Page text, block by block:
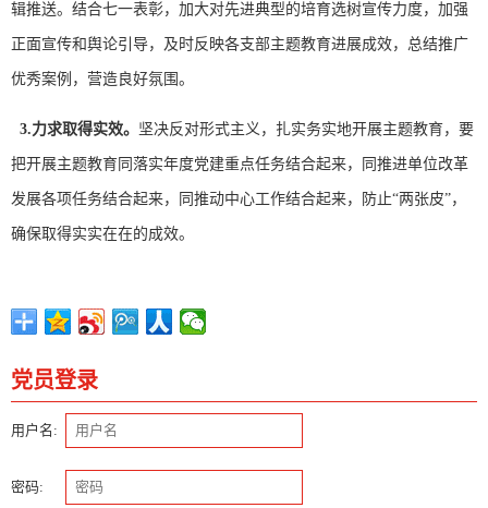
辑推送。结合七一表彰，加大对先进典型的培育选树宣传力度，加强
正面宣传和舆论引导，及时反映各支部主题教育进展成效，总结推广
优秀案例，营造良好氛围。
3.力求取得实效。 坚决反对形式主义，扎实务实地开展主题教育，要
把开展主题教育同落实年度党建重点任务结合起来，同推进单位改革
发展各项任务结合起来，同推动中心工作结合起来，防止“两张皮”，
确保取得实实在在的成效。
党员登录
用户名:
密码: